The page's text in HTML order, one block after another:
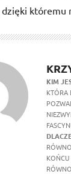
któremu
KIM
KTÓRA